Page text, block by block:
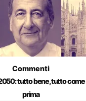
Commenti
tutto bene, tutto come
prima